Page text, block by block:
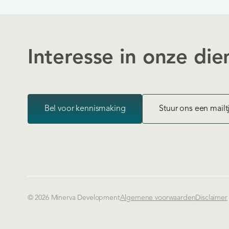
Interesse in onze
Bel voor kennismaking Stuur ons een
© 2026 Minerva DevelopmentAlgemene voorwaardenDisclaimer